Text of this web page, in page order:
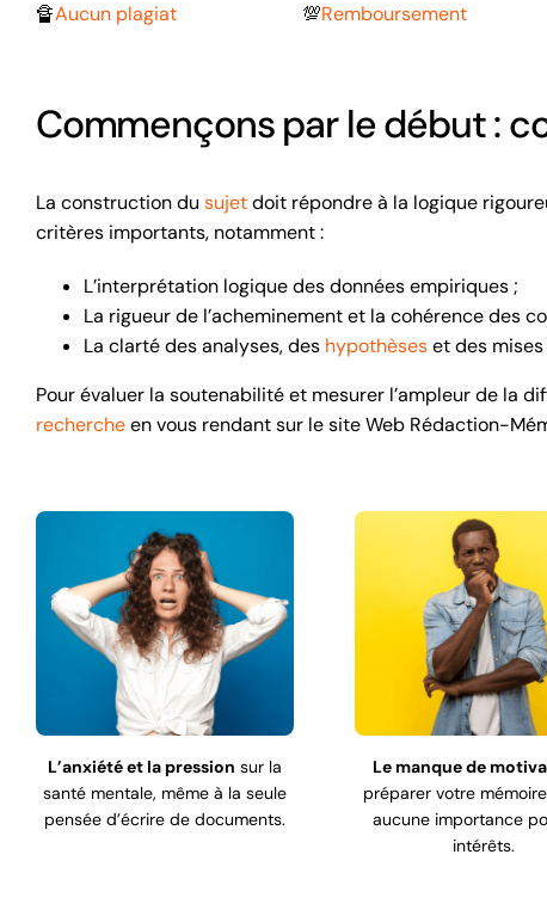
🔏Aucun plagiat 💯Remboursement
Commençons par le début :
La construction du sujetdoit répondre à la logique
critères importants, notamment :
L’interprétation logique des données empiriques ;
La rigueur de l’acheminement et la cohérence des
La clarté des analyses, des hypothèseset des
Pour évaluer la soutenabilité et mesurer l’ampleur de la
rechercheen vous rendant sur le site Web Rédaction-
L’anxiété et la pression sur la
santé mentale, même à la seule
pensée d’écrire de documents.
Le manque de
préparer votre mémoire
aucune importance
intérêts.